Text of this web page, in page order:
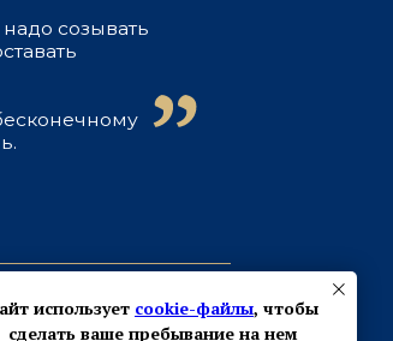
использует cookie-файлы, чтобы
сделать ваше пребывание на нем